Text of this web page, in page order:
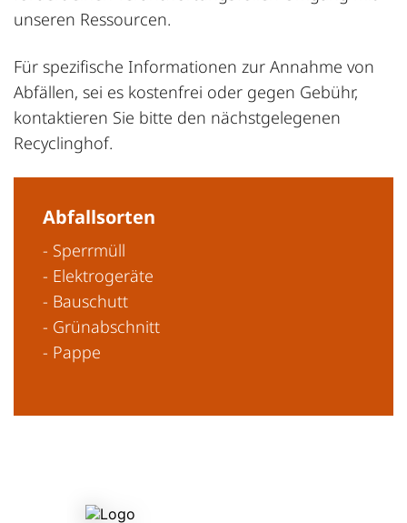
unseren Ressourcen.
Für spezifische Informationen zur Annahme von
Abfällen, sei es kostenfrei oder gegen Gebühr,
kontaktieren Sie bitte den nächstgelegenen
Recyclinghof.
Abfallsorten
- Sperrmüll
- Elektrogeräte
- Bauschutt
- Grünabschnitt
- Pappe